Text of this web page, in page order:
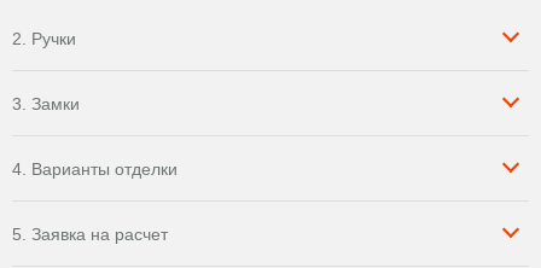
2. Ручки
3. Замки
4. Варианты отделки
5. Заявка на расчет